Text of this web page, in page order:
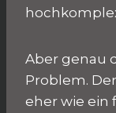
Aber genau
Problem.
eher wie ein